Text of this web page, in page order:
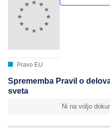
Pravo EU
Sprememba Pravil o
sveta
Ni na voljo